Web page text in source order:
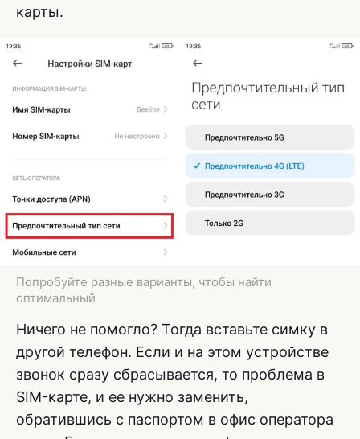
карты.
Попробуйте разные варианты, чтобы найти
оптимальный
Ничего не помогло? Тогда вставьте симку в
другой телефон. Если и на этом устройстве
звонок сразу сбрасывается, то проблема в
SIM-карте, и ее нужно заменить,
обратившись с паспортом в офис оператора